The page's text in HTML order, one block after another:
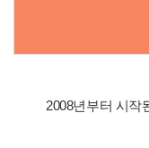
2008년부터 시작